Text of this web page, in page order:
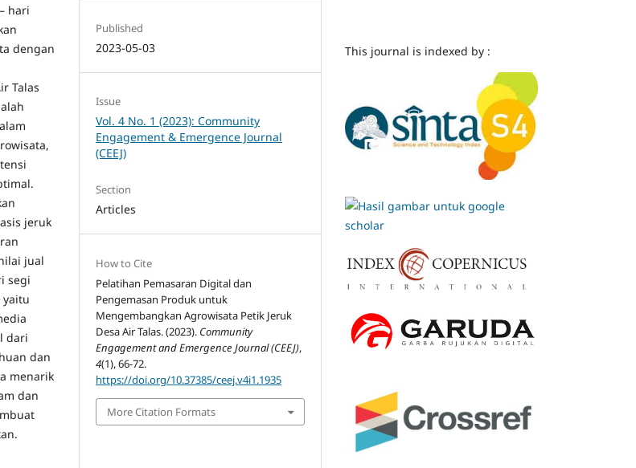
hari
dengan
Talas
jeruk
jual
segi
yaitu
dari
dan
menarik
dan
Published
2023-05-03
Issue
Vol. 4 No. 1 (2023): Community
Engagement & Emergence Journal
(CEEJ)
Section
Articles
How to Cite
Pelatihan Pemasaran Digital dan
Pengemasan Produk untuk
Mengembangkan Agrowisata Petik Jeruk
Desa Air Talas. (2023). Community
Engagement and Emergence Journal (CEEJ),
4(1), 66-72.
https://doi.org/10.37385/ceej.v4i1.1935
More Citation Formats
This journal is indexed by :